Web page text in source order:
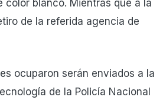
color blanco. Mientras que a la
de la referida agencia de
ocuparon serán enviados a la
de la Policía Nacional